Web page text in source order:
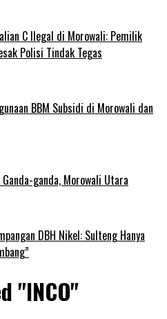
C Ilegal di Morowali: Pemilik
Polisi Tindak Tegas
BBM Subsidi di Morowali dan
ganda, Morowali Utara
DBH Nikel: Sulteng Hanya
"INCO"